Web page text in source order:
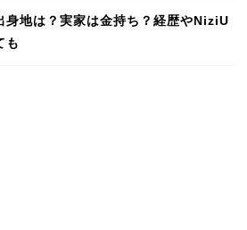
身地は？実家は金持ち？経歴やNiziU
も